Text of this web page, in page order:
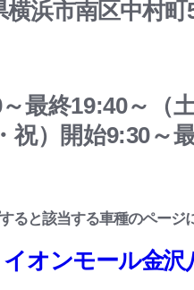
横浜市南区中村町
～最終19:40～（
祝）開始9:30～
ると該当する車種のページ
イオンモール金沢